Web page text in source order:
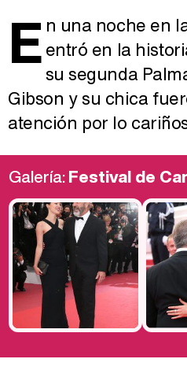
E n una noche en
entró en la
su segunda
Gibson y su chica
atención por lo
Galería:Festival de